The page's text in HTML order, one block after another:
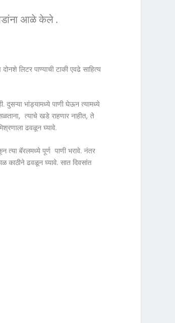
आळे केले .
लिटर पाण्याची टाकी एवढे साहित्य
दुसऱ्या भांड्यामध्ये पाणी घेऊन त्यामध्ये
त्याचे खडे राहणार नाहीत, ते
ढवळून घ्यावे.
त्या बॅरलमध्ये पूर्ण पाणी भरावे. नंतर
काठीने ढवळून घ्यावे. सात दिवसांत